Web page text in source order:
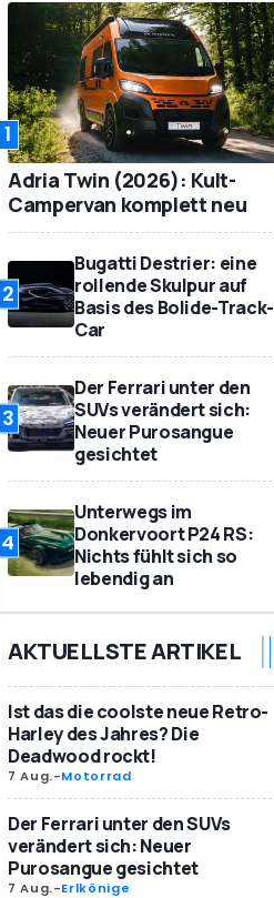
1
Adria Twin (2026): Kult-
Campervan komplett neu
2
Bugatti Destrier: eine
rollende Skulpur auf
Basis des Bolide-Track-
Car
3
Der Ferrari unter den
SUVs verändert sich:
Neuer Purosangue
gesichtet
4
Unterwegs im
Donkervoort P24 RS:
Nichts fühlt sich so
lebendig an
AKTUELLSTE ARTIKEL
Ist das die coolste neue Retro-
Harley des Jahres? Die
Deadwood rockt!
7 Aug.-Motorrad
Der Ferrari unter den SUVs
verändert sich: Neuer
Purosangue gesichtet
7 Aug.-Erlkönige